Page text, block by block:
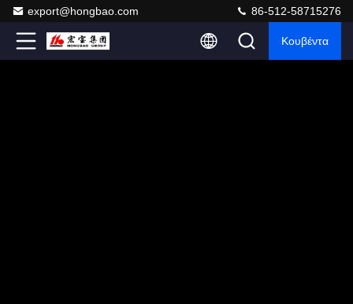
export@hongbao.com 86-512-58715276
Κουβέντα